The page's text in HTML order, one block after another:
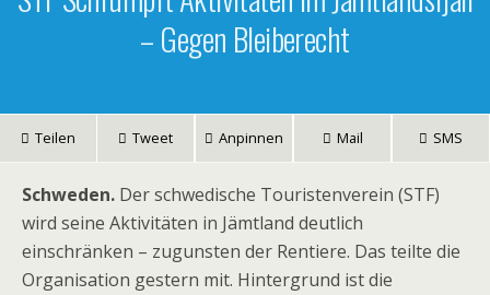
– Gegen Bleiberecht
Teilen Tweet Anpinnen Mail SMS
Schweden. Der schwedische Touristenverein (STF)
wird seine Aktivitäten in Jämtland deutlich
einschränken – zugunsten der Rentiere. Das teilte die
Organisation gestern mit. Hintergrund ist die